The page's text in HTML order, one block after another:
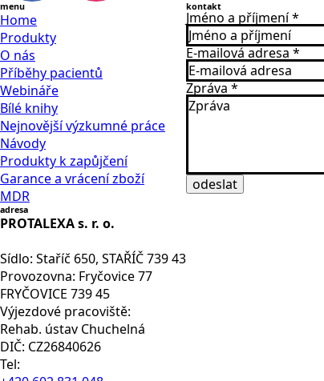
menu
Home
Produkty
O nás
Příběhy pacientů
Webináře
Bílé knihy
Nejnovější výzkumné práce
Návody
Produkty k zapůjčení
Garance a vrácení zboží
MDR
adresa
PROTALEXA s. r. o.
Sídlo: Staříč 650, STAŘÍČ 739 43
Provozovna: Fryčovice 77
FRYČOVICE 739 45
Výjezdové pracoviště:
Rehab. ústav Chuchelná
DIČ: CZ26840626
Tel:
kontakt
Jméno a příjmení*
E-mailová adresa *
Zpráva *
odeslat